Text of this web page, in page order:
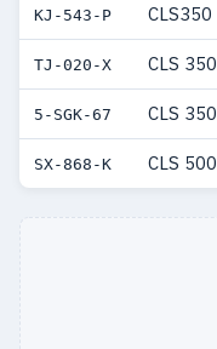
KJ-543-P CLS350
TJ-020-X CLS 350
5-SGK-67 CLS 350
SX-868-K CLS 500